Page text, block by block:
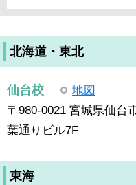
北海道・東北
仙台校
地図
〒980-0021 宮城県仙台
葉通りビル7F
東海